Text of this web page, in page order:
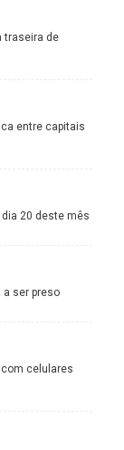
traseira de
entre capitais
20 deste mês
a ser preso
celulares